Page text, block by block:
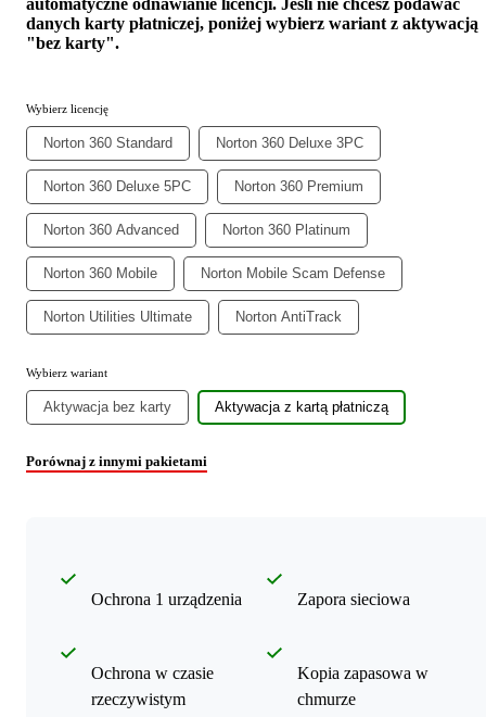
danych karty płatniczej, poniżej wybierz wariant z aktywacją
"bez karty".
Wybierz licencję
Norton 360 Standard Norton 360 Deluxe 3PC
Norton 360 Deluxe 5PC Norton 360 Premium
Norton 360 Advanced Norton 360 Platinum
Norton 360 Mobile Norton Mobile Scam Defense
Norton Utilities Ultimate Norton AntiTrack
Wybierz wariant
Aktywacja bez karty Aktywacja z kartą płatniczą
Porównaj z innymi pakietami
Ochrona 1 urządzenia
Ochrona w czasie
rzeczywistym
Zapora sieciowa
Kopia zapasowa w
chmurze